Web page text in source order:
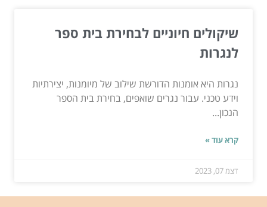
שיקולים חיוניים לבחירת בית ספר
לנגרות
נגרות היא אומנות הדורשת שילוב של מיומנות, יצירתיות
וידע טכני. עבור נגרים שואפים, בחירת בית הספר
הנכון...
קרא עוד »
דצמ 07, 2023